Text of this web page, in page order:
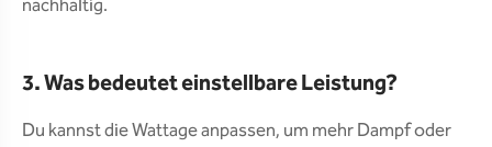
nachhaltig.
3. Was bedeutet einstellbare Leistung?
Du kannst die Wattage anpassen, um mehr Dampf oder